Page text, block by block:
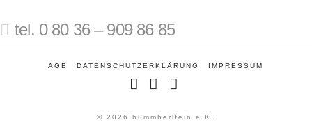
tel. 0 80 36 – 909 86 85
AGB DATENSCHUTZERKLÄRUNG IMPRESSUM
© 2026 bummberlfein e.K.